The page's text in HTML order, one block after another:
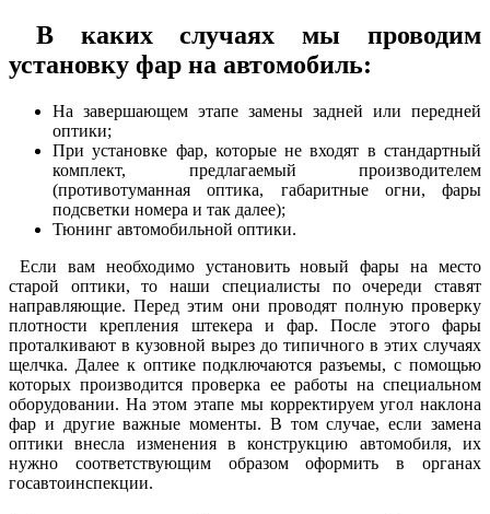
В каких случаях мы проводим
установку фар на автомобиль:
На завершающем этапе замены задней или передней
оптики;
При установке фар, которые не входят в стандартный
комплект, предлагаемый производителем
(противотуманная оптика, габаритные огни, фары
подсветки номера и так далее);
Тюнинг автомобильной оптики.
Если вам необходимо установить новый фары на место
старой оптики, то наши специалисты по очереди ставят
направляющие. Перед этим они проводят полную проверку
плотности крепления штекера и фар. После этого фары
проталкивают в кузовной вырез до типичного в этих случаях
щелчка. Далее к оптике подключаются разъемы, с помощью
которых производится проверка ее работы на специальном
оборудовании. На этом этапе мы корректируем угол наклона
фар и другие важные моменты. В том случае, если замена
оптики внесла изменения в конструкцию автомобиля, их
нужно соответствующим образом оформить в органах
госавтоинспекции.